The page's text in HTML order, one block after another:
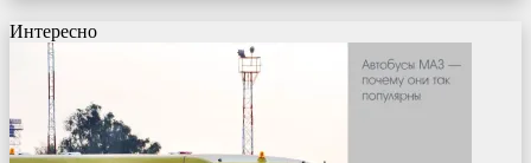
Интересно